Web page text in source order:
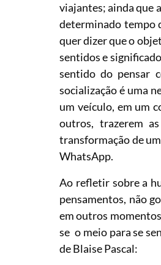
viajantes; ainda que
determinado tempo
quer dizer que o
sentidos e
sentido do pensar
socialização é uma
um veículo, em um
outros, trazerem
transformação de
WhatsApp.
Ao refletir sobre a
pensamentos, não
em outros
se o meio para se
de Blaise Pascal: